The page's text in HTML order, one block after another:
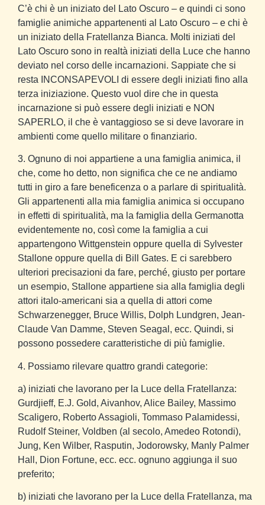
C’è chi è un iniziato del Lato Oscuro – e quindi ci sono
famiglie animiche appartenenti al Lato Oscuro – e chi è
un iniziato della Fratellanza Bianca. Molti iniziati del
Lato Oscuro sono in realtà iniziati della Luce che hanno
deviato nel corso delle incarnazioni. Sappiate che si
resta INCONSAPEVOLI di essere degli iniziati fino alla
terza iniziazione. Questo vuol dire che in questa
incarnazione si può essere degli iniziati e NON
SAPERLO, il che è vantaggioso se si deve lavorare in
ambienti come quello militare o finanziario.
3. Ognuno di noi appartiene a una famiglia animica, il
che, come ho detto, non significa che ce ne andiamo
tutti in giro a fare beneficenza o a parlare di spiritualità.
Gli appartenenti alla mia famiglia animica si occupano
in effetti di spiritualità, ma la famiglia della Germanotta
evidentemente no, così come la famiglia a cui
appartengono Wittgenstein oppure quella di Sylvester
Stallone oppure quella di Bill Gates. E ci sarebbero
ulteriori precisazioni da fare, perché, giusto per portare
un esempio, Stallone appartiene sia alla famiglia degli
attori italo-americani sia a quella di attori come
Schwarzenegger, Bruce Willis, Dolph Lundgren, Jean-
Claude Van Damme, Steven Seagal, ecc. Quindi, si
possono possedere caratteristiche di più famiglie.
4. Possiamo rilevare quattro grandi categorie:
a) iniziati che lavorano per la Luce della Fratellanza:
Gurdjieff, E.J. Gold, Aivanhov, Alice Bailey, Massimo
Scaligero, Roberto Assagioli, Tommaso Palamidessi,
Rudolf Steiner, Voldben (al secolo, Amedeo Rotondi),
Jung, Ken Wilber, Rasputin, Jodorowsky, Manly Palmer
Hall, Dion Fortune, ecc. ecc. ognuno aggiunga il suo
preferito;
b) iniziati che lavorano per la Luce della Fratellanza, ma